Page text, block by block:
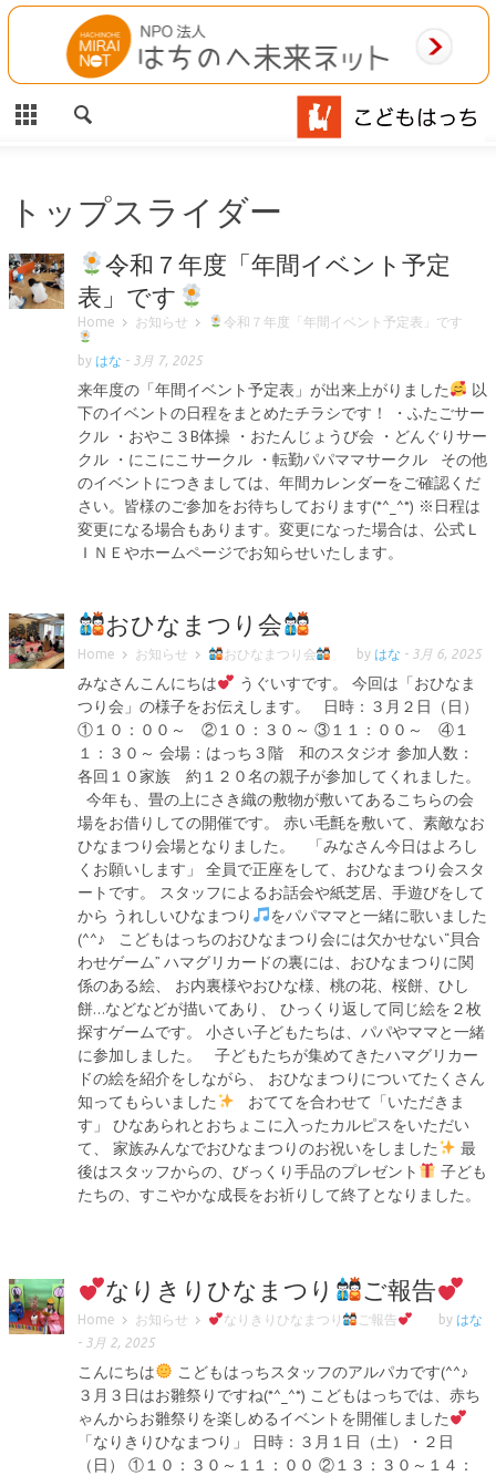
CLOSE
HOME
MAP
お問合わせ
運営団体
トップスライダー
令和７年度「年間イベント予定
表」です
Home お知らせ 令和７年度「年間イベント予定表」です
by はな - 3月 7, 2025
来年度の「年間イベント予定表」が出来上がりました
以
下のイベントの日程をまとめたチラシです！ ・ふたごサー
クル ・おやこ３B体操 ・おたんじょうび会 ・どんぐりサー
クル ・にこにこサークル ・転勤パパママサークル その他
のイベントにつきましては、年間カレンダーをご確認くだ
さい。皆様のご参加をお待ちしております(*^_^*) ※日程は
変更になる場合もあります。変更になった場合は、公式Ｌ
ＩＮＥやホームページでお知らせいたします。
おひなまつり会
Home お知らせ おひなまつり会 byはな - 3月 6, 2025
みなさんこんにちは
うぐいすです。 今回は「おひなま
つり会」の様子をお伝えします。 日時：３月２日（日）
①１０：００～ ②１０：３０～ ③１１：００～ ④１
１：３０～ 会場：はっち３階 和のスタジオ 参加人数：
各回１０家族 約１２０名の親子が参加してくれました。
今年も、畳の上にさき織の敷物が敷いてあるこちらの会
場をお借りしての開催です。 赤い毛氈を敷いて、素敵なお
ひなまつり会場となりました。 「みなさん今日はよろし
くお願いします」 全員で正座をして、おひなまつり会スタ
ートです。 スタッフによるお話会や紙芝居、手遊びをして
から うれしいひなまつり
をパパママと一緒に歌いました
(^^♪ こどもはっちのおひなまつり会には欠かせない“貝合
わせゲーム” ハマグリカードの裏には、おひなまつりに関
係のある絵、 お内裏様やおひな様、桃の花、桜餅、ひし
餅…などなどが描いてあり、 ひっくり返して同じ絵を２枚
探すゲームです。 小さい子どもたちは、パパやママと一緒
に参加しました。 子どもたちが集めてきたハマグリカー
ドの絵を紹介をしながら、 おひなまつりについてたくさん
知ってもらいました
おててを合わせて「いただきま
す」 ひなあられとおちょこに入ったカルピスをいただい
て、 家族みんなでおひなまつりのお祝いをしました
最
後はスタッフからの、びっくり手品のプレゼント
子ども
たちの、すこやかな成長をお祈りして終了となりました。
なりきりひなまつり ご報告
Home お知らせ なりきりひなまつり ご報告 by はな
- 3月 2, 2025
こんにちは
こどもはっちスタッフのアルパカです(^^♪
３月３日はお雛祭りですね(*^_^*) こどもはっちでは、赤ち
ゃんからお雛祭りを楽しめるイベントを開催しました
「なりきりひなまつり」 日時：３月１日（土）・２日
（日） ①１０：３０～１１：００ ②１３：３０～１４：